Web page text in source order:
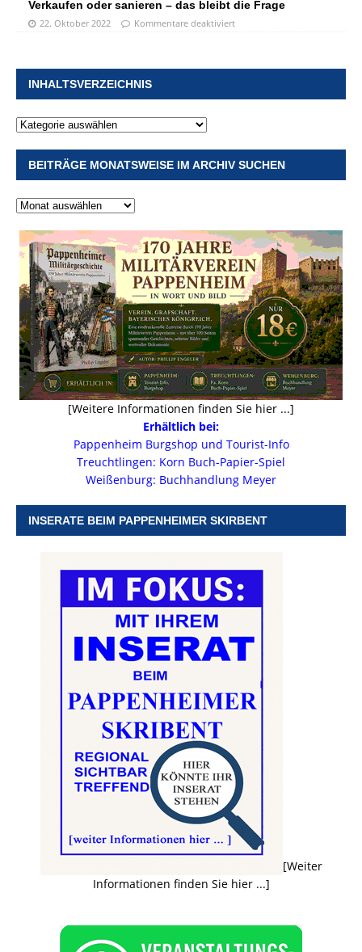
Verkaufen oder sanieren – das bleibt die Frage
22. Oktober 2022 Kommentare deaktiviert
INHALTSVERZEICHNIS
BEITRÄGE MONATSWEISE IM ARCHIV SUCHEN
[Weitere Informationen finden Sie hier ...]
Erhältlich bei:
Pappenheim Burgshop und Tourist-Info
Treuchtlingen: Korn Buch-Papier-Spiel
Weißenburg: Buchhandlung Meyer
INSERATE BEIM PAPPENHEIMER SKIRBENT
[Weiter
Informationen finden Sie hier ...]